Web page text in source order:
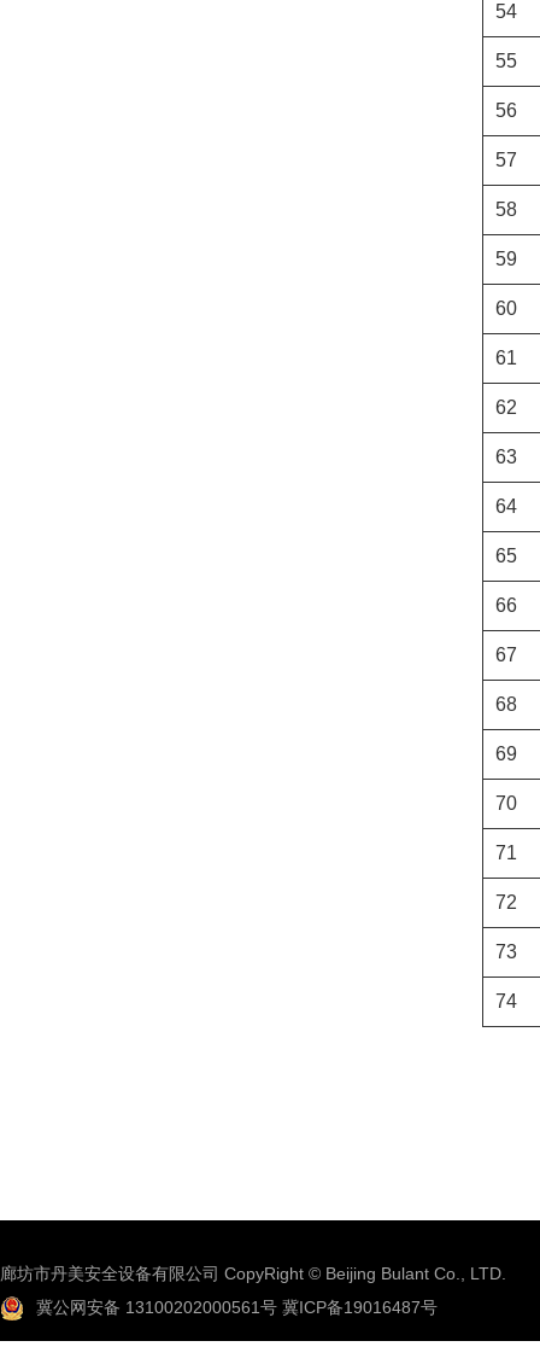
54
55
56
57
58
59
60
61
62
63
64
65
66
67
68
69
70
71
72
73
74
廊坊市丹美安全设备有限公司 CopyRight © Beijing Bulant Co., LTD.
冀公网安备 13100202000561号 冀ICP备19016487号